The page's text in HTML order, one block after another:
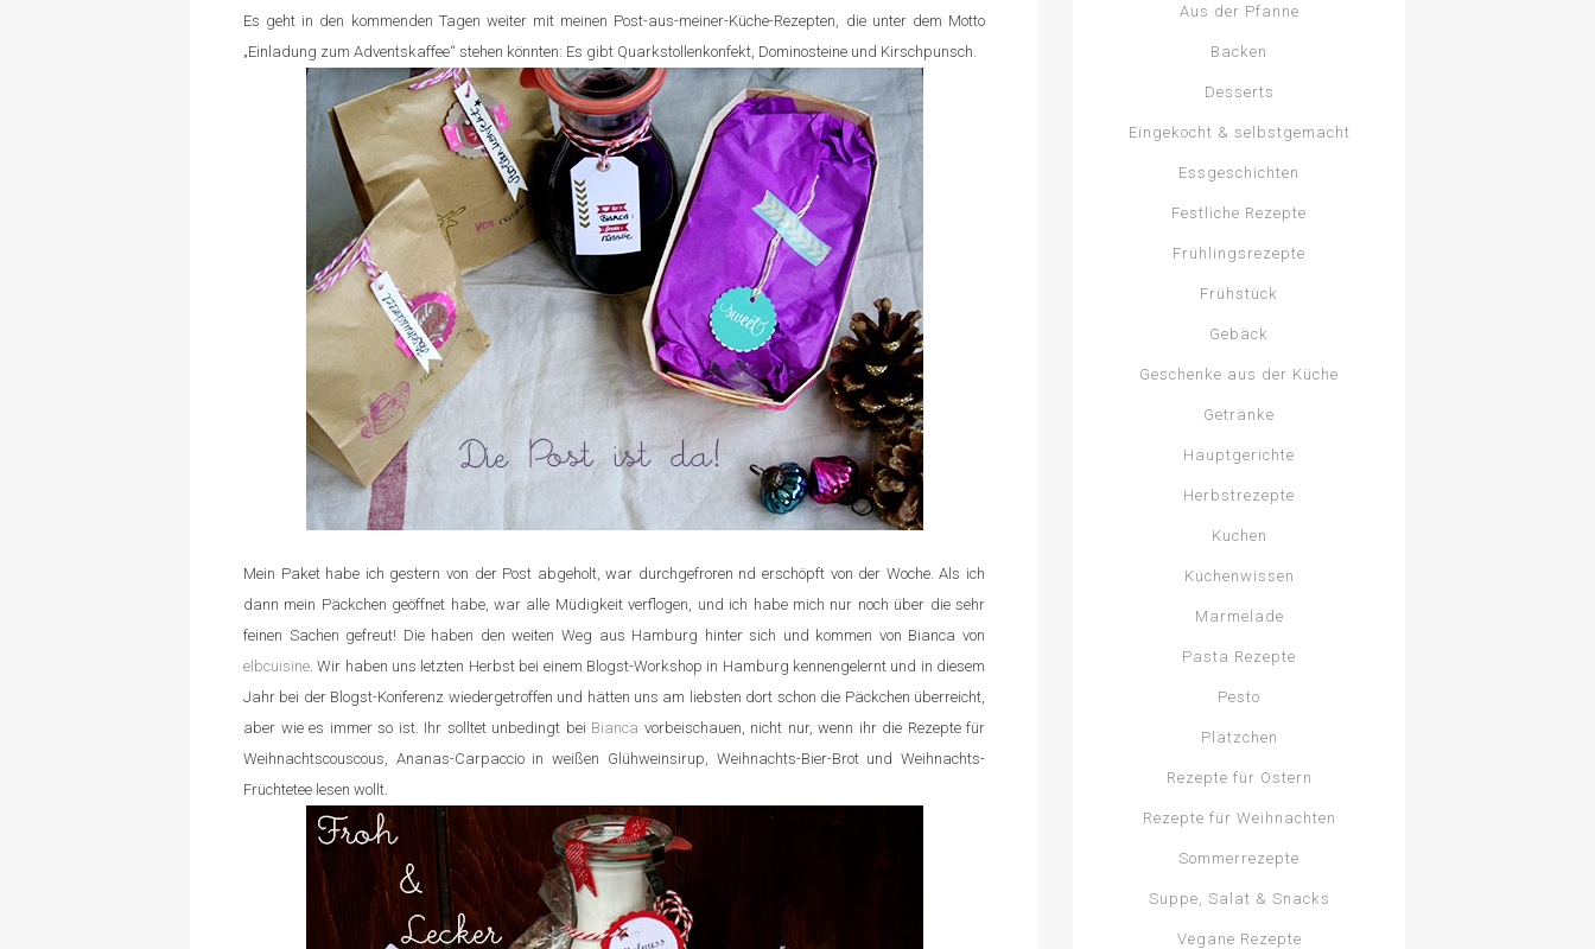
Es geht in den kommenden Tagen weiter mit meinen Post-aus-meiner-Küche-Rezepten, die unter dem Motto
„Einladung zum Adventskaffee“ stehen könnten: Es gibt Quarkstollenkonfekt, Dominosteine und Kirschpunsch.
Mein Paket habe ich gestern von der Post abgeholt, war durchgefroren nd erschöpft von der Woche. Als ich
dann mein Päckchen geöffnet habe, war alle Müdigkeit verflogen, und ich habe mich nur noch über die sehr
feinen Sachen gefreut! Die haben den weiten Weg aus Hamburg hinter sich und kommen von Bianca von
elbcuisine. Wir haben uns letzten Herbst bei einem Blogst-Workshop in Hamburg kennengelernt und in diesem
Jahr bei der Blogst-Konferenz wiedergetroffen und hätten uns am liebsten dort schon die Päckchen überreicht,
aber wie es immer so ist. Ihr solltet unbedingt bei Bianca vorbeischauen, nicht nur, wenn ihr die Rezepte für
Weihnachtscouscous, Ananas-Carpaccio in weißen Glühweinsirup, Weihnachts-Bier-Brot und Weihnachts-
Früchtetee lesen wollt.
Aus der Pfanne
Backen
Desserts
Eingekocht & selbstgemacht
Essgeschichten
Festliche Rezepte
Frühlingsrezepte
Frühstück
Gebäck
Geschenke aus der Küche
Getränke
Hauptgerichte
Herbstrezepte
Kuchen
Küchenwissen
Marmelade
Pasta Rezepte
Pesto
Plätzchen
Rezepte für Ostern
Rezepte für Weihnachten
Sommerrezepte
Suppe, Salat & Snacks
Vegane Rezepte